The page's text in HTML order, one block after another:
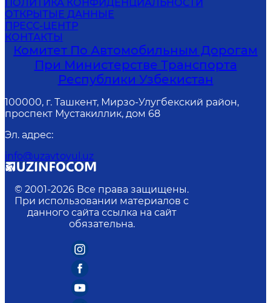
ПОЛИТИКА КОНФИДЕНЦИАЛЬНОСТИ
ОТКРЫТЫЕ ДАННЫЕ
ПРЕСС-ЦЕНТР
КОНТАКТЫ
Комитет По Автомобильным Дорогам
При Министерстве Транспорта
Республики Узбекистан
100000, г. Ташкент, Мирзо-Улугбекский район,
проспект Мустакиллик, дом 68
Эл. адрес:
info@uzavtoyul.uz
© 2001-2026 Все права защищены.
При использовании материалов с
данного сайта ссылка на сайт
обязательна.